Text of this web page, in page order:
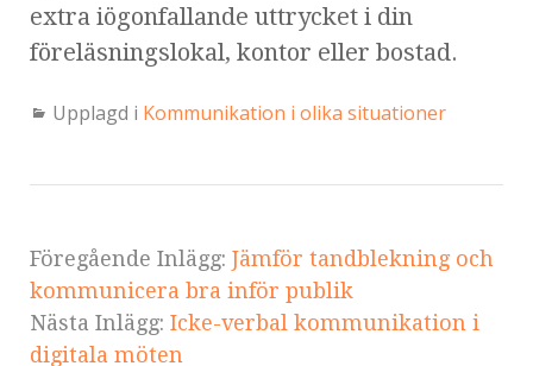
extra iögonfallande uttrycket i din
föreläsningslokal, kontor eller bostad.
Upplagd i Kommunikation i olika situationer
Föregående Inlägg: Jämför tandblekning och
kommunicera bra inför publik
Nästa Inlägg: Icke-verbal kommunikation i
digitala möten